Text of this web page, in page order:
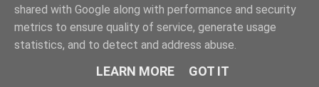
shared with Google along with performance and security
metrics to ensure quality of service, generate usage
statistics, and to detect and address abuse.
LEARN MORE GOT IT